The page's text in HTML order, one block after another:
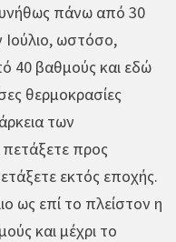
πάνω από 30
ωστόσο,
40 βαθμούς και εδώ
θερμοκρασίες
των
πετάξετε προς
εκτός εποχής.
ως επί το πλείστον η
και μέχρι το